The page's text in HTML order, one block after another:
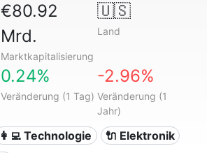
€80.92
Mrd.
Marktkapitalisierung
🇺🇸
Land
0.24%
Veränderung (1 Tag)
-2.96%
Veränderung (1
Jahr)
👩‍💻 Technologie
🔌 Elektronik